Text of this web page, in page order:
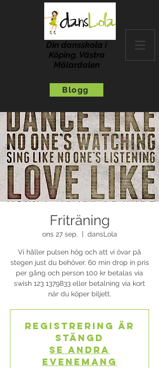
Din dansskola i
Köping, Västra
Mälardalen
Blogg
Friträning
ons 27 sep. dansLola
Vi håller pulsen hög och att vi övar på
stegen just du behöver. 60 min drop in pris
per gång och person 100 kr betalas via
swish 123 1379833 eller betalning via kort
när du köper biljett.
Registrering är
stängd
Se andra
evenemang